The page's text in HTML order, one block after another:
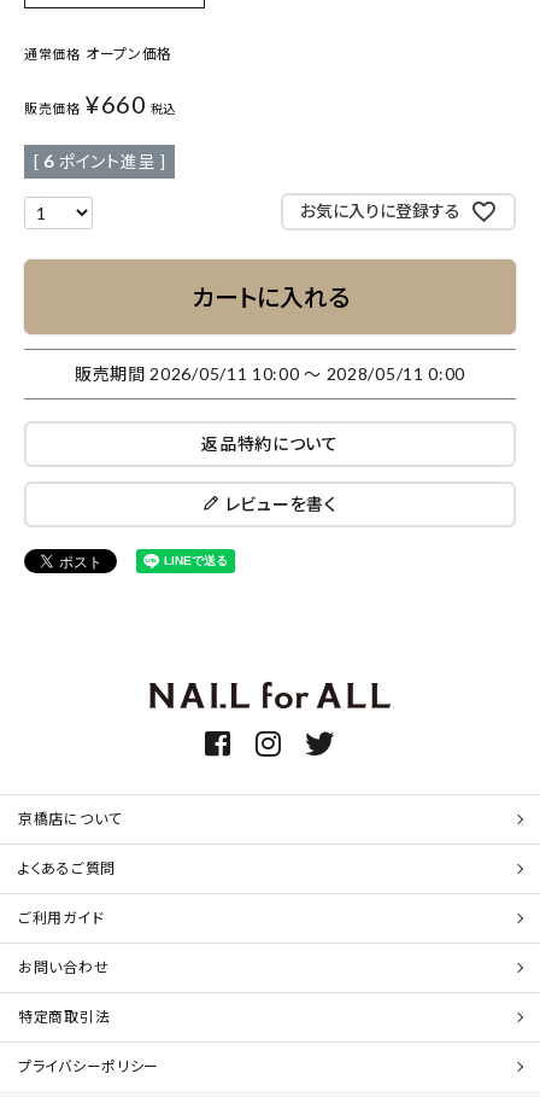
通常価格 オープン価格
販売価格 ¥660 税込
[ 6 ポイント進呈 ]
お気に入りに登録する
カートに入れる
販売期間 2026/05/11 10:00〜 2028/05/11 0:00
返品特約について
レビューを書く
京橋店について
よくあるご質問
ご利用ガイド
お問い合わせ
特定商取引法
プライバシーポリシー